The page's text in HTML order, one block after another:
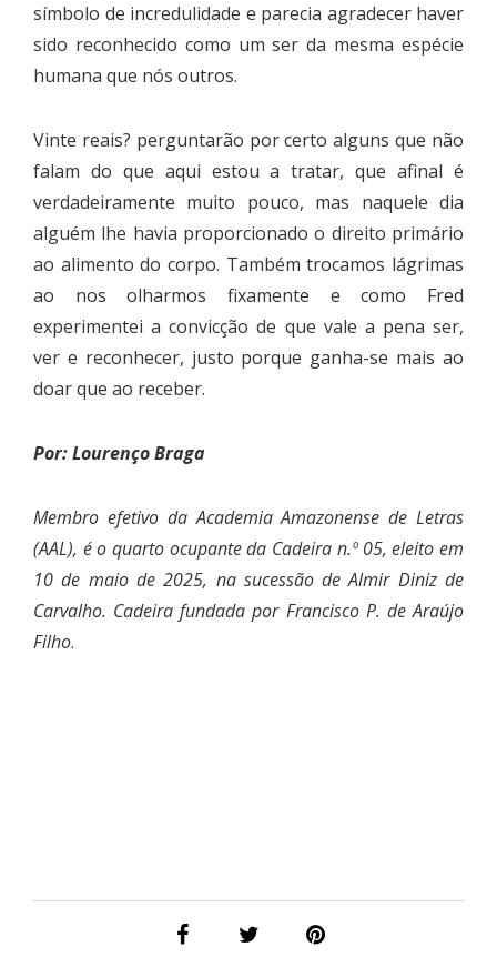
símbolo de incredulidade e parecia agradecer haver
sido reconhecido como um ser da mesma espécie
humana que nós outros.
Vinte reais? perguntarão por certo alguns que não
falam do que aqui estou a tratar, que afinal é
verdadeiramente muito pouco, mas naquele dia
alguém lhe havia proporcionado o direito primário
ao alimento do corpo. Também trocamos lágrimas
ao nos olharmos fixamente e como Fred
experimentei a convicção de que vale a pena ser,
ver e reconhecer, justo porque ganha-se mais ao
doar que ao receber.
Por: Lourenço Braga
Membro efetivo da Academia Amazonense de Letras
(AAL), é o quarto ocupante da Cadeira n.º 05, eleito em
10 de maio de 2025, na sucessão de Almir Diniz de
Carvalho. Cadeira fundada por Francisco P. de Araújo
Filho.